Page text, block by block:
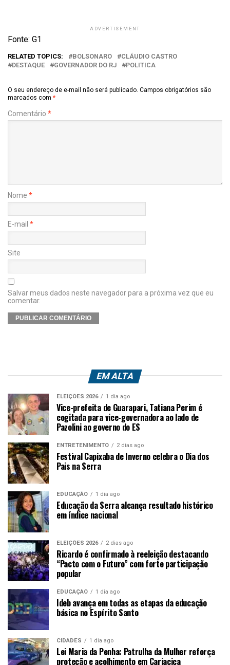
ADVERTISEMENT
Fonte: G1
RELATED TOPICS: BOLSONARO
CLÁUDIO CASTRO
DESTAQUE
GOVERNADOR DO RJ POLITICA
O seu endereço de e-mail não será publicado. Campos obrigatórios são
marcados com *
Comentário *
Nome *
E-mail *
Site
Salvar meus dados neste navegador para a próxima vez que eu
comentar.
EM ALTA
ELEIÇÕES 2026 1 dia ago
Vice-prefeita de Guarapari, Tatiana Perim é
cogitada para vice-governadora ao lado de
Pazolini ao governo do ES
ENTRETENIMENTO 2 dias ago
Festival Capixaba de Inverno celebra o Dia dos
Pais na Serra
EDUCAÇÃO 1 dia ago
Educação da Serra alcança resultado histórico
em índice nacional
ELEIÇÕES 2026 2 dias ago
Ricardo é confirmado à reeleição destacando
“Pacto com o Futuro” com forte participação
popular
EDUCAÇÃO 1 dia ago
Ideb avança em todas as etapas da educação
básica no Espírito Santo
CIDADES 1 dia ago
Lei Maria da Penha: Patrulha da Mulher reforça
proteção e acolhimento em Cariacica